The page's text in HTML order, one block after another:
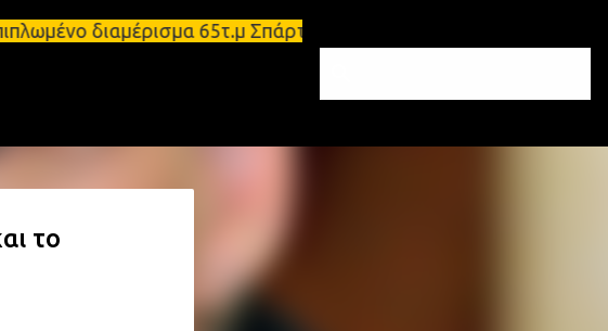
διαμέρισμα 65τ.μ Σπάρτη - πωλείται τριάρι
το